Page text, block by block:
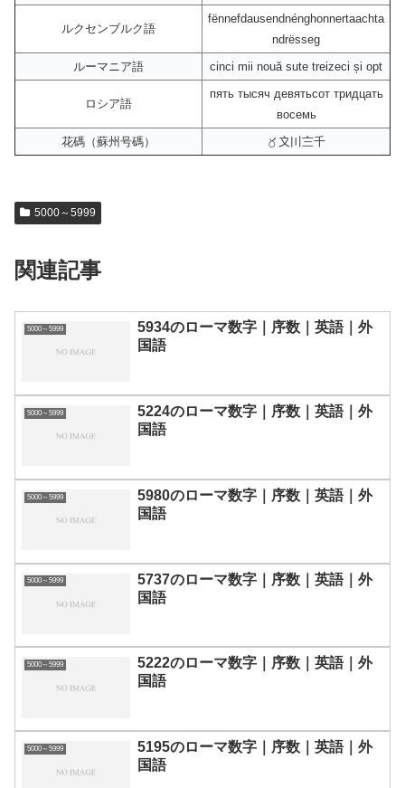
ルクセンブルク語
fënnefdausendnénghonnertaachta
ndrësseg
ルーマニア語
cinci mii nouă sute treizeci și opt
ロシア語
пять тысяч девятьсот тридцать
восемь
花碼（蘇州号碼）
〥〩〣〨千
5000～5999
関連記事
5000～5999
5934のローマ数字｜序数｜英語｜外
国語
5000～5999
5224のローマ数字｜序数｜英語｜外
国語
5000～5999
5980のローマ数字｜序数｜英語｜外
国語
5000～5999
5737のローマ数字｜序数｜英語｜外
国語
5000～5999
5222のローマ数字｜序数｜英語｜外
国語
5000～5999
5195のローマ数字｜序数｜英語｜外
国語